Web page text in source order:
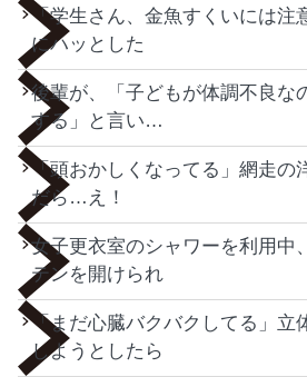
「学生さん、金魚すくいには注
にハッとした
後輩が、「子どもが体調不良な
する」と言い…
「頭おかしくなってる」網走の
だら…え！
女子更衣室のシャワーを利用中
テンを開けられ
「まだ心臓バクバクしてる」立
しようとしたら